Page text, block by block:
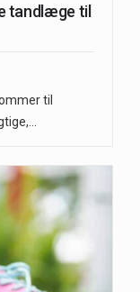
tandlæge til
til